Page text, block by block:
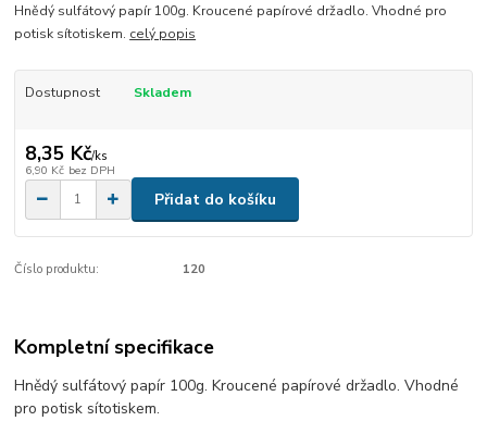
Hnědý sulfátový papír 100g. Kroucené papírové držadlo. Vhodné pro
potisk sítotiskem. celý popis
Dostupnost Skladem
8,35 Kč/ks
6,90 Kč bez DPH
Přidat do košíku
Číslo produktu: 120
Kompletní specifikace
Hnědý sulfátový papír 100g. Kroucené papírové držadlo. Vhodné
pro potisk sítotiskem.